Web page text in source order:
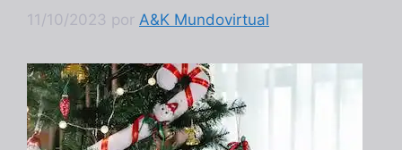
11/10/2023 por A&K Mundovirtual